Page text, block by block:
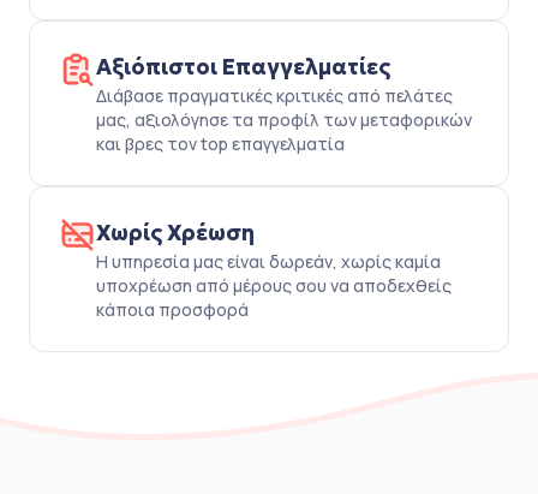
Αξιόπιστοι Επαγγελματίες
Διάβασε πραγματικές κριτικές από πελάτες
μας, αξιολόγησε τα προφίλ των μεταφορικών
και βρες τον top επαγγελματία
Χωρίς Χρέωση
Η υπηρεσία μας είναι δωρεάν, χωρίς καμία
υποχρέωση από μέρους σου να αποδεχθείς
κάποια προσφορά